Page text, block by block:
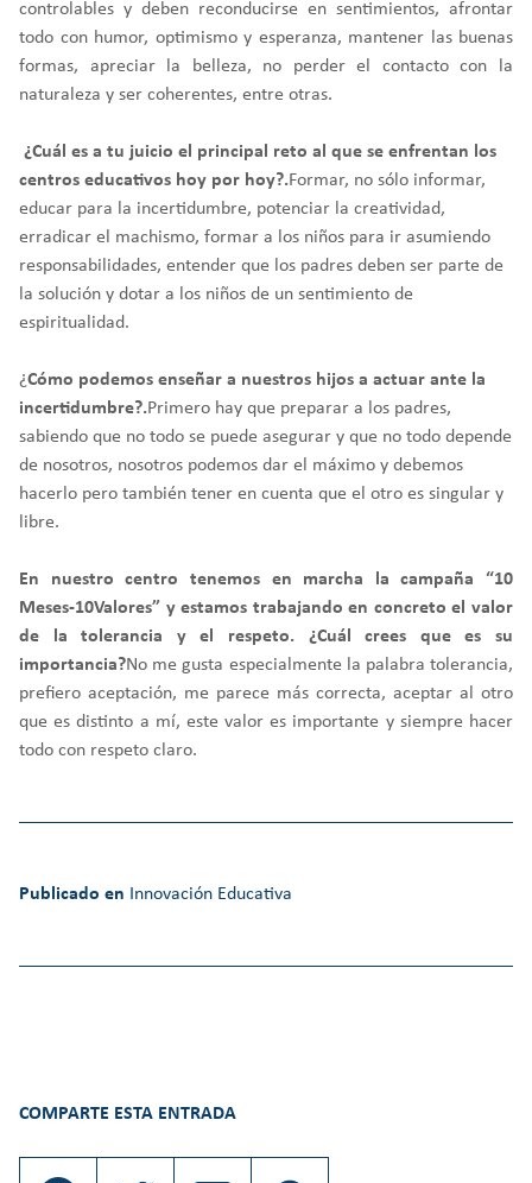
controlables y deben reconducirse en sentimientos, afrontar
todo con humor, optimismo y esperanza, mantener las buenas
formas, apreciar la belleza, no perder el contacto con la
naturaleza y ser coherentes, entre otras.
¿Cuál es a tu juicio el principal reto al que se enfrentan los
centros educativos hoy por hoy?.Formar, no sólo informar,
educar para la incertidumbre, potenciar la creatividad,
erradicar el machismo, formar a los niños para ir asumiendo
responsabilidades, entender que los padres deben ser parte de
la solución y dotar a los niños de un sentimiento de
espiritualidad.
¿Cómo podemos enseñar a nuestros hijos a actuar ante la
incertidumbre?.Primero hay que preparar a los padres,
sabiendo que no todo se puede asegurar y que no todo depende
de nosotros, nosotros podemos dar el máximo y debemos
hacerlo pero también tener en cuenta que el otro es singular y
libre.
En nuestro centro tenemos en marcha la campaña “10
Meses-10Valores” y estamos trabajando en concreto el valor
de la tolerancia y el respeto. ¿Cuál crees que es su
importancia?No me gusta especialmente la palabra tolerancia,
prefiero aceptación, me parece más correcta, aceptar al otro
que es distinto a mí, este valor es importante y siempre hacer
todo con respeto claro.
Publicado en Innovación Educativa
COMPARTE ESTA ENTRADA